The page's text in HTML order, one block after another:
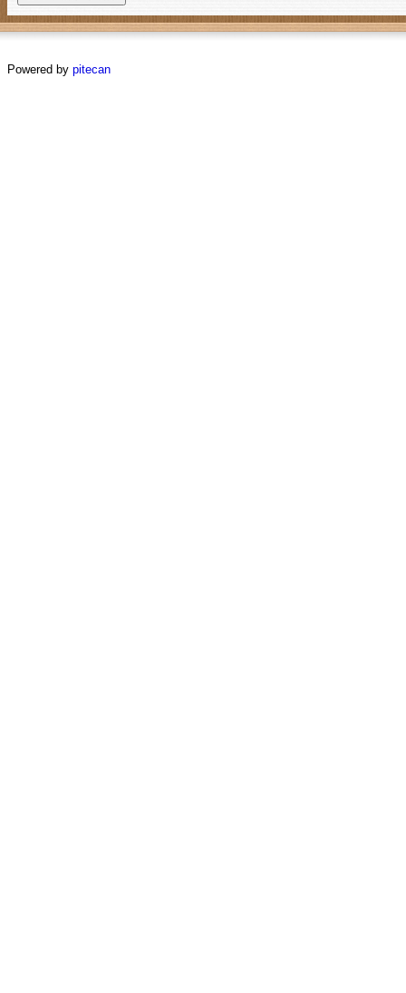
Powered by pitecan